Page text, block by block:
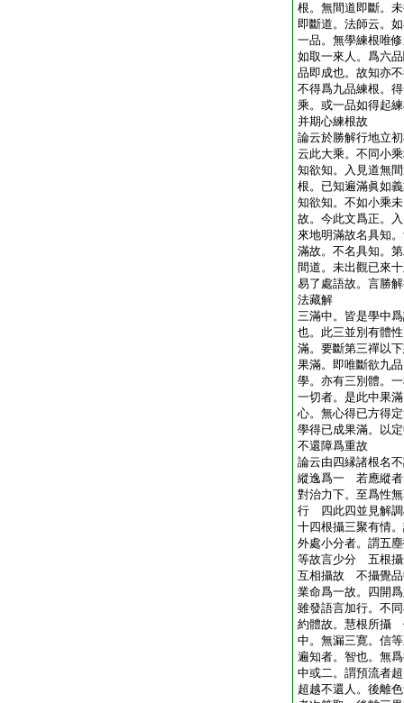
根。無間道即斷。
即斷道。法師云。
一品。無學練根唯
如取一來人。爲六
品即成也。故知亦
不得爲九品練根。
乘。或一品如得起
并期心練根故
論云於勝解行地立
云此大乘。不同小
知欲知。入見道無
根。已知遍滿眞如
知欲知。不如小乘
故。今此文爲正。
來地明滿故名具知
滿故。不名具知。
間道。未出觀已來
易了處語故。言勝
法藏解
三滿中。皆是學中
也。此三並別有體
滿。要斷第三禪以
果滿。即唯斷欲九
學。亦有三別體。
一切者。是此中果
心。無心得已方得
學得已成果滿。以
不還障爲重故
論云由四縁諸根名
縱逸爲一 若應縱
對治力下。至爲性
行 四此四並見解調
十四根攝三聚有情
外處小分者。謂五
等故言少分 五根攝
互相攝故 不攝覺品
業命爲一故。四開
雖發語言加行。不
約體故。慧根所攝
中。無漏三寛。信
遍知者。智也。無
中或二。謂預流者
超越不還人。後離